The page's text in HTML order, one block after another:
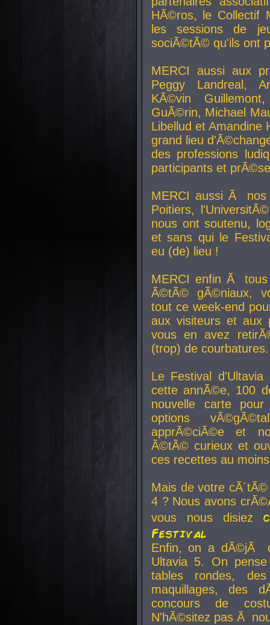
HÃ©ros, le Collectif
les sessions de
sociÃ©tÃ© qu'ils ont
MERCI aussi aux
Peggy Landreal,
KÃ©vin
GuÃ©rin, Michael
Libellud et Amandine
grand lieu
des professions
participants et
MERCI aussi Ã nos
Poitiers,
nous ont soutenu,
et sans qui le
eu (de) lieu !
MERCI enfin Ã
Ã©tÃ© gÃ©niaux,
tout ce week-end
aux visiteurs et aux
vous en avez
(trop) de courbatures.
Le Festival
cette annÃ©e, 100
nouvelle carte
options
apprÃ©ciÃ©e et
Ã©tÃ© curieux et
ces recettes au
Mais de votre
4 ? Nous avons
vous nous disiez
Festival
Enfin, on a dÃ©jÃ
Ultavia 5. On
tables rondes,
maquillages, des
concours de
N'hÃ©sitez pas Ã